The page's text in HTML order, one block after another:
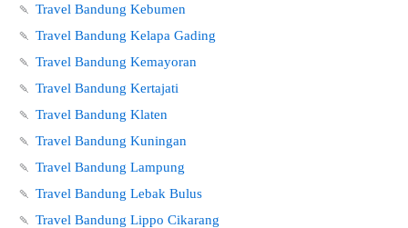
🍡 Travel Bandung Kebumen
🍡 Travel Bandung Kelapa Gading
🍡 Travel Bandung Kemayoran
🍡 Travel Bandung Kertajati
🍡 Travel Bandung Klaten
🍡 Travel Bandung Kuningan
🍡 Travel Bandung Lampung
🍡 Travel Bandung Lebak Bulus
🍡 Travel Bandung Lippo Cikarang